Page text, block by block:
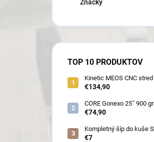
Značky
TOP 10 PRODUKTOV
Kinetic MEOS CNC
luku 21˝ pre deti 900
€134,90
CORE Gonexo 25˝ 900 gramov
jednofarebný (ľahký
!!
€74,90
Kompletný šíp do kuše
3K z pevného karbónu v
€7